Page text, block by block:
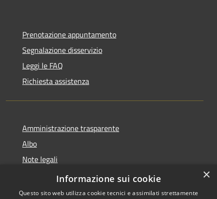
Prenotazione appuntamento
Segnalazione disservizio
Leggi le FAQ
Richiesta assistenza
Amministrazione trasparente
Albo
Note legali
Dichiarazione di accessibilità
×
Informazione sui cookie
Questo sito web utilizza cookie tecnici e assimilati strettamente